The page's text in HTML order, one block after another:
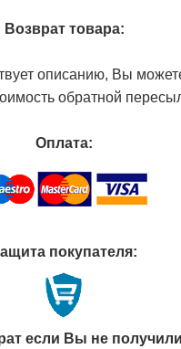
Возврат товара:
описанию, Вы
обратной
Оплата:
покупателя:
если Вы не